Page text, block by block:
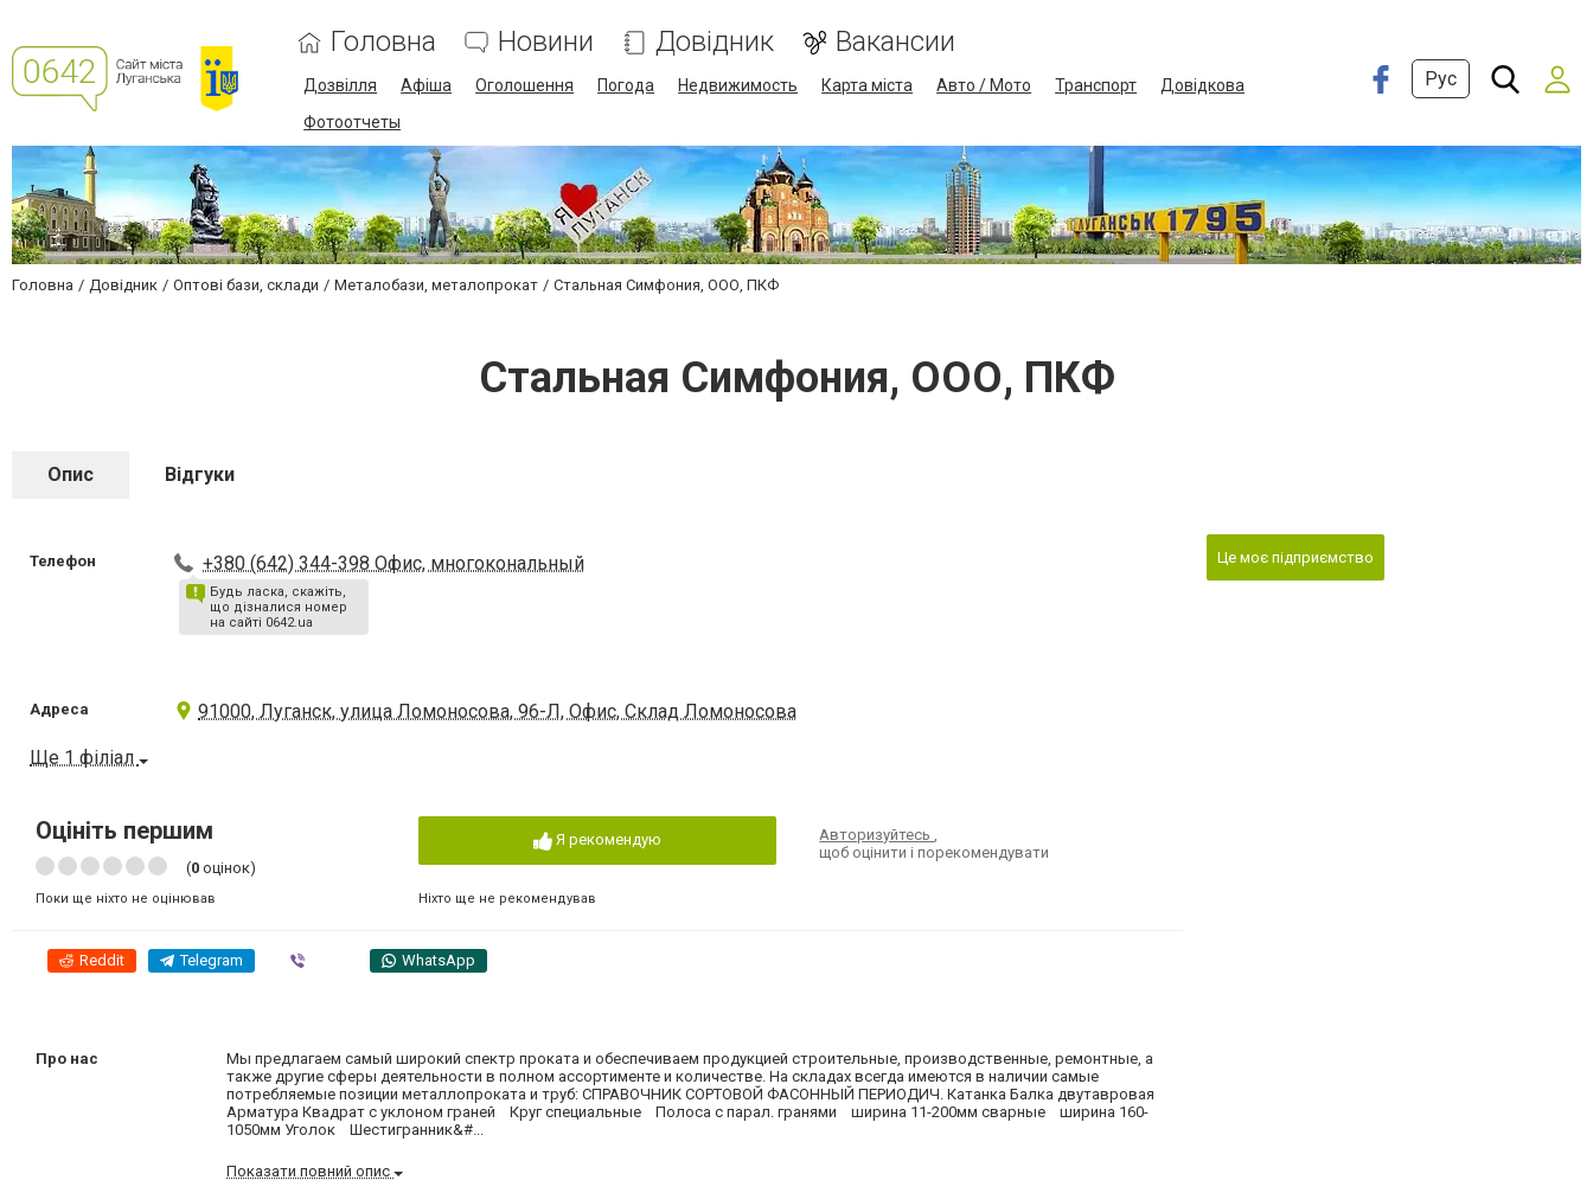
Головна Новини Довідник Вакансии
Дозвілля Афіша Оголошення Погода Недвижимость Карта міста Авто / Мото Транспорт
Довідкова
Фотоотчеты
Рус
Головна Довідник Оптові бази, склади Металобази, металопрокат Стальная Симфония, ООО, ПКФ
Стальная Симфония, ООО, ПКФ
Опис Відгуки
Телефон +380 (642) 344-398 Офис, многокональный
Будь ласка, скажіть,
що дізналися номер
на сайті 0642.ua
Адреса 91000, Луганск, улица Ломоносова, 96-Л, Офис, Склад Ломоносова
Ще 1 філіал
Оцініть першим
(0 оцінок)
Поки ще ніхто не оцінював
Я рекомендую
Ніхто ще не рекомендував
Авторизуйтесь,
щоб оцінити і порекомендувати
Reddit Telegram WhatsApp
Про нас
Мы предлагаем самый широкий спектр проката и обеспечиваем продукцией строительные, производственные, ремонтные, а
также другие сферы деятельности в полном ассортименте и количестве. На складах всегда имеются в наличии самые
потребляемые позиции металлопроката и труб: СПРАВОЧНИК СОРТОВОЙ ФАСОННЫЙ ПЕРИОДИЧ. Катанка Балка двутавровая
Арматура Квадрат с уклоном граней Круг специальные Полоса с парал. гранями ширина 11-200мм сварные ширина 160-
1050мм Уголок Шестигранник&#...
Показати повний опис
Це моє підприємство